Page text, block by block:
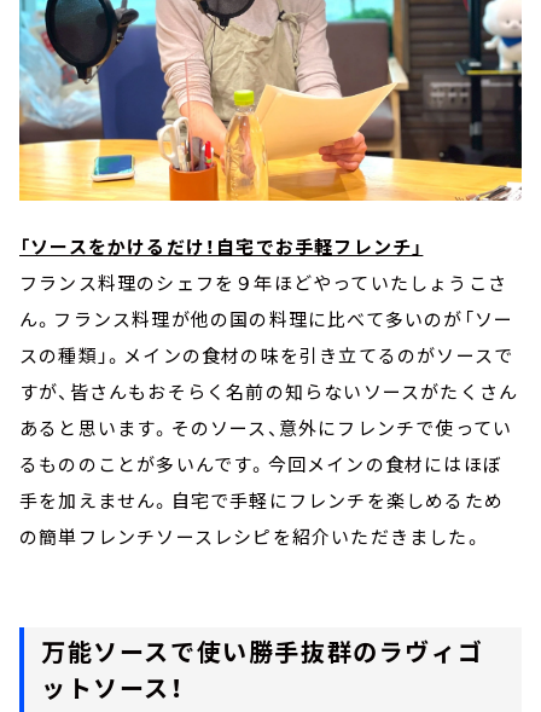
「ソースをかけるだけ！自宅でお手軽フレンチ」
フランス料理のシェフを９年ほどやっていたしょうこさ
ん。フランス料理が他の国の料理に比べて多いのが「ソー
スの種類」。メインの食材の味を引き立てるのがソースで
すが、皆さんもおそらく名前の知らないソースがたくさん
あると思います。そのソース、意外にフレンチで使ってい
るもののことが多いんです。今回メインの食材にはほぼ
手を加えません。自宅で手軽にフレンチを楽しめるため
の簡単フレンチソースレシピを紹介いただきました。
万能ソースで使い勝手抜群のラヴィゴ
ットソース！